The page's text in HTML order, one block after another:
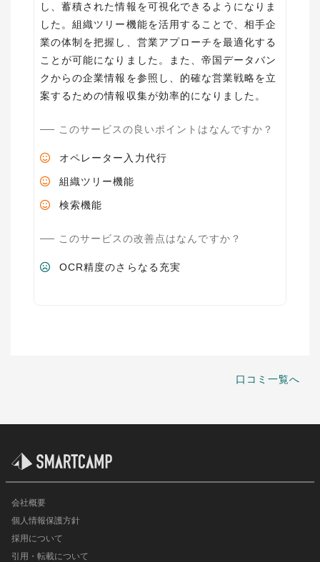
し、蓄積された情報を可視化できるようになりま
した。組織ツリー機能を活用することで、相手企
業の体制を把握し、営業アプローチを最適化する
ことが可能になりました。また、帝国データバン
クからの企業情報を参照し、的確な営業戦略を立
案するための情報収集が効率的になりました。
このサービスの良いポイントはなんですか？
オペレーター入力代行
組織ツリー機能
検索機能
このサービスの改善点はなんですか？
OCR精度のさらなる充実
口コミ一覧へ
会社概要
個人情報保護方針
採用について
引用・転載について